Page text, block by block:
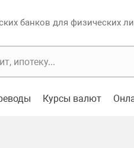
банков для физических
Курсы валют